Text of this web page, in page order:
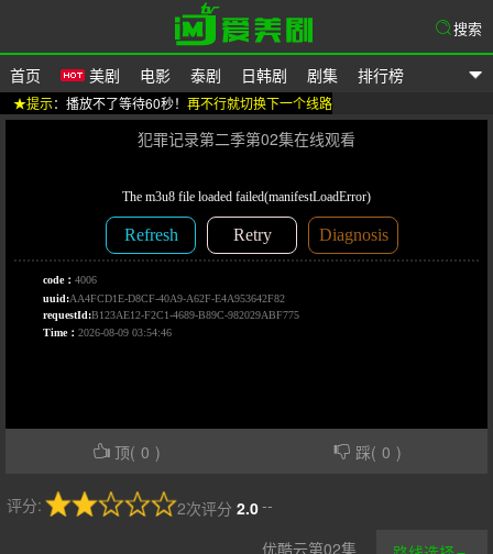
爱美剧
首页 美剧 电影 泰剧 日韩剧 剧集 排行榜
搜索
★提示：播放不了等待60秒！ 再不行就切换下一个线路
犯罪记录第二季第02集在线观看
顶( 0 ) 踩( 0 )
评分: 2.0
2次评分 --
优酷云第02集